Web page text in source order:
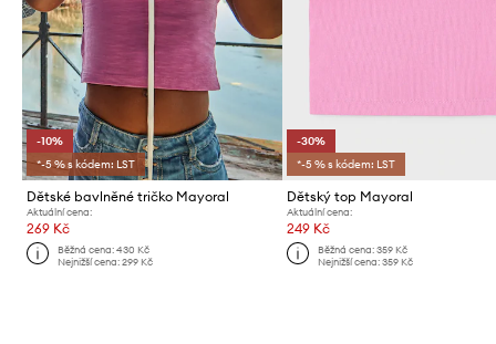
-10%
*-5 % s kódem: LST
Dětské bavlněné tričko Mayoral
Aktuální cena:
269 Kč
Běžná cena:430 Kč
Nejnižší cena:299 Kč
-30%
*-5 % s kódem: LST
Dětský top Mayoral
Aktuální cena:
249 Kč
Běžná cena: 359 Kč
Nejnižší cena: 359 Kč